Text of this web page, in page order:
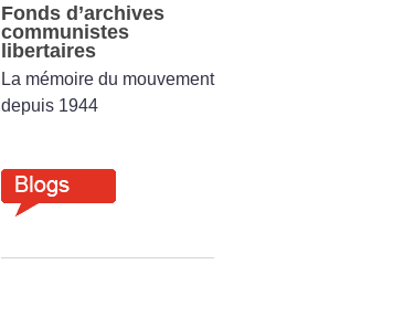
Fonds d’archives
communistes
libertaires
La mémoire du mouvement
depuis 1944